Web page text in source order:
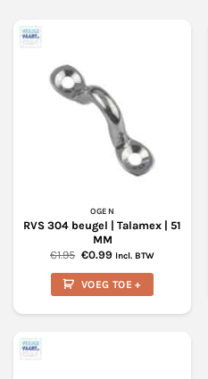
OGEN
RVS 304 beugel | Talamex | 51
MM
€1.95 Oorspronkelijke
was:
€1.95.
€0.99Huidige
is:
€0.99.
Incl. BTW
VOEG TOE +